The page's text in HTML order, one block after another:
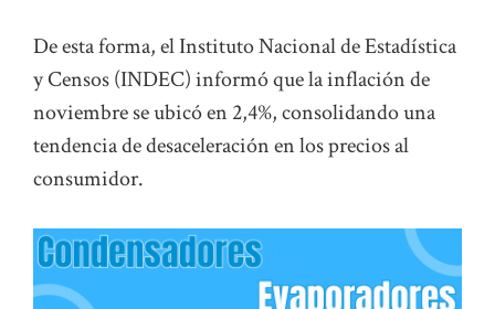
De esta forma, el Instituto Nacional de Estadística
y Censos (INDEC) informó que la inflación de
noviembre se ubicó en 2,4%, consolidando una
tendencia de desaceleración en los precios al
consumidor.